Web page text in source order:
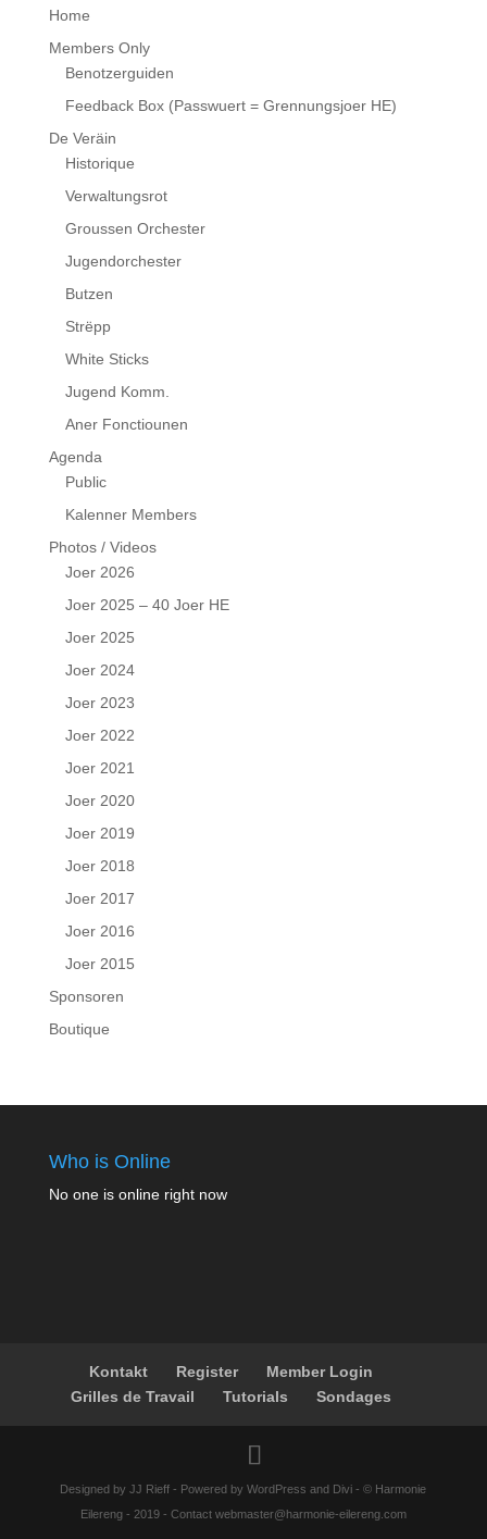
Home
Members Only
Benotzerguiden
Feedback Box (Passwuert = Grennungsjoer HE)
De Veräin
Historique
Verwaltungsrot
Groussen Orchester
Jugendorchester
Butzen
Strëpp
White Sticks
Jugend Komm.
Aner Fonctiounen
Agenda
Public
Kalenner Members
Photos / Videos
Joer 2026
Joer 2025 – 40 Joer HE
Joer 2025
Joer 2024
Joer 2023
Joer 2022
Joer 2021
Joer 2020
Joer 2019
Joer 2018
Joer 2017
Joer 2016
Joer 2015
Sponsoren
Boutique
Who is Online
No one is online right now
Kontakt Register
Member Login
Grilles de Travail
Tutorials Sondages
Designed by JJ Rieff - Powered by WordPress and Divi - © Harmonie
Eilereng - 2019 - Contact webmaster@harmonie-eilereng.com